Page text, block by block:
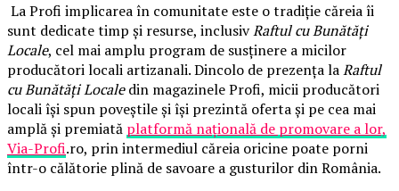
La Profi implicarea în comunitate este o tradiție căreia îi
sunt dedicate timp și resurse, inclusivRaftul cu Bunătăți
Locale, cel mai amplu program de susținere a micilor
producători locali artizanali. Dincolo de prezența laRaftul
cu Bunătăți Localedin magazinele Profi, micii producători
locali își spun poveștile și își prezintă oferta și pe cea mai
amplă și premiată platformă națională de promovare a lor,
Via-Profi.ro, prin intermediul căreia oricine poate porni
într-o călătorie plină de savoare a gusturilor din România.